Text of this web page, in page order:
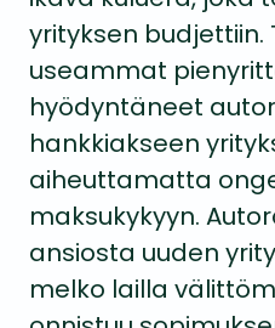
yrityksen budjettiin.
useammat
hyödyntäneet
hankkiakseen
aiheuttamatta
maksukykyyn.
ansiosta uuden
melko lailla